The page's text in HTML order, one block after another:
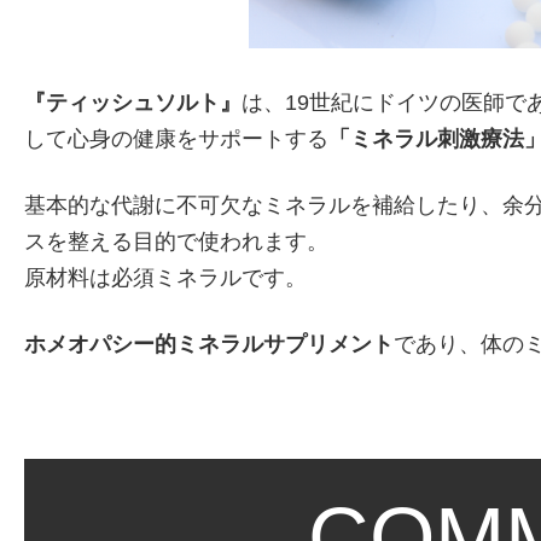
『ティッシュソルト』 は、19世紀にドイツの医師で
して心身の健康をサポートする 「ミネラル刺激療法
基本的な代謝に不可欠なミネラルを補給したり、余
スを整える目的で使われます。
原材料は必須ミネラルです。
ホメオパシー的ミネラルサプリメント であり、体の